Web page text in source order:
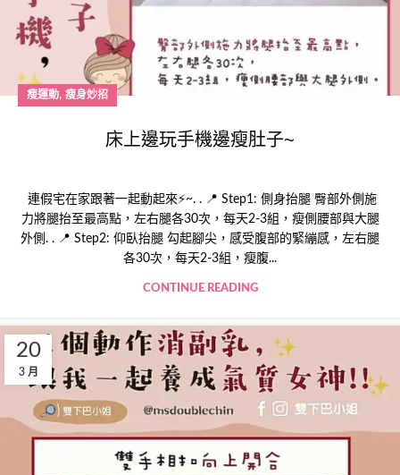
瘦運動, 瘦身妙招
床上邊玩手機邊瘦肚子~
連假宅在家跟著一起動起來⚡~. . 📍 Step1: 側身抬腿 臀部外側施
力將腿抬至最高點，左右腿各30次，每天2-3組，瘦側腰部與大腿
外側. . 📍 Step2: 仰臥抬腿 勾起腳尖，感受腹部的緊繃感，左右腿
各30次，每天2-3組，瘦腹...
CONTINUE READING
20
3 月